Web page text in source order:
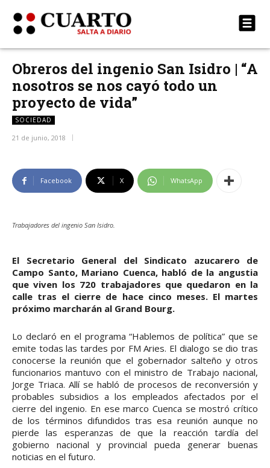
Obreros del ingenio San Isidro | “A
nosotros se nos cayó todo un
proyecto de vida”
SOCIEDAD
21 de junio, 2018
Facebook X WhatsApp
Trabajadores del ingenio San Isidro.
El Secretario General del Sindicato azucarero de
Campo Santo, Mariano Cuenca, habló de la angustia
que viven los 720 trabajadores que quedaron en la
calle tras el cierre de hace cinco meses. El martes
próximo marcharán al Grand Bourg.
Lo declaró en el programa “Hablemos de política” que se
emite todas las tardes por FM Aries. El dialogo se dio tras
conocerse la reunión que el gobernador salteño y otros
funcionarios mantuvo con el ministro de Trabajo nacional,
Jorge Triaca. Allí se habló de procesos de reconversión y
probables subsidios a los empleados afectados por el
cierre del ingenio. En ese marco Cuenca se mostró crítico
de los términos difundidos tras esa reunión aunque no
pierde las esperanzas de que la reacción tardía del
gobierno nacional y provincial pueda generar buenas
noticias en el futuro.